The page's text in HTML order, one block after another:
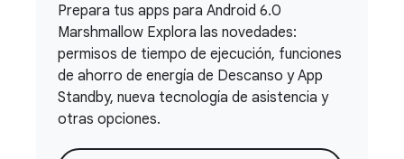
Prepara tus apps para Android 6.0
Marshmallow Explora las novedades:
permisos de tiempo de ejecución, funciones
de ahorro de energía de Descanso y App
Standby, nueva tecnología de asistencia y
otras opciones.